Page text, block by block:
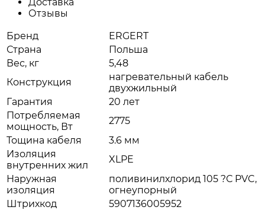
Отзывы
Бренд
ERGERT
Страна
Польша
Вес, кг
5,48
Конструкция
нагревательный кабель
двухжильный
Гарантия
20 лет
Потребляемая
мощность, Вт
2775
Тощина кабеля
3.6 мм
Изоляция
внутренних жил
XLPE
Наружная
изоляция
поливинилхлорид 105 ?С PVC,
огнеупорный
Штрихкод
5907136005952